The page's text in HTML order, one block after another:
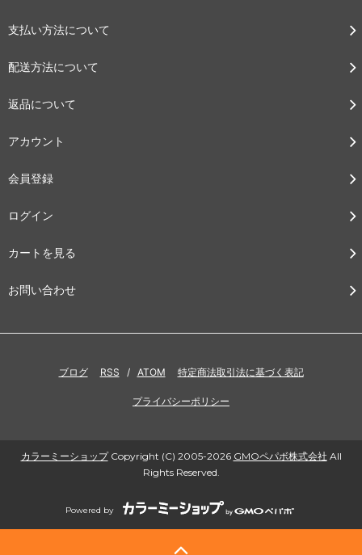
支払い方法について
配送方法について
返品について
アカウント
会員登録
ログイン
カートを見る
お問い合わせ
ブログ RSS / ATOM 特定商法取引法に基づく表記
プライバシーポリシー
カラーミーショップCopyright (C) 2005-2026 GMOペパボ株式会社 All
Rights Reserved.
Powered by